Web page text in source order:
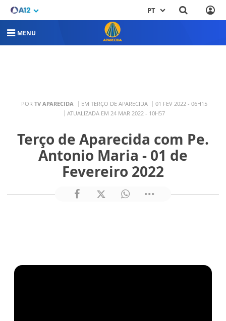
PT
MENU
POR TV APARECIDA EM TERÇO DE APARECIDA
01 FEV 2022 - 06H15
ATUALIZADA EM 24 MAR 2022 - 10H57
Terço de Aparecida com Pe.
Antonio Maria - 01 de
Fevereiro 2022